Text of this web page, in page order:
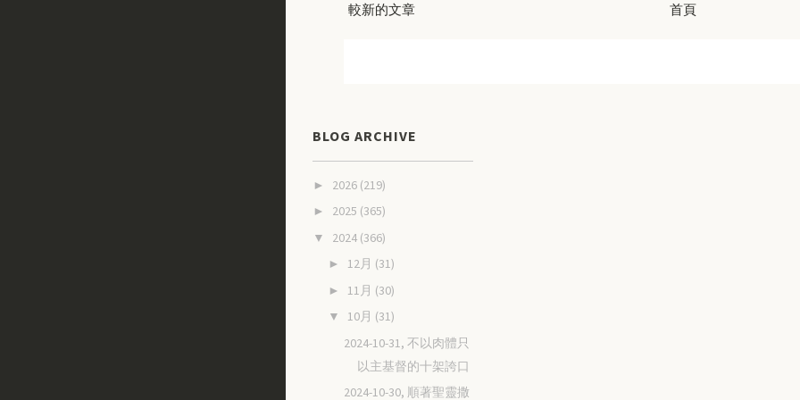
較新的文章 首頁
BLOG ARCHIVE
► 2026 (219)
► 2025 (365)
▼ 2024 (366)
► 12月 (31)
► 11月 (30)
▼ 10月 (31)
2024-10-31, 不以肉體只
以主基督的十架誇口
2024-10-30, 順著聖靈撒